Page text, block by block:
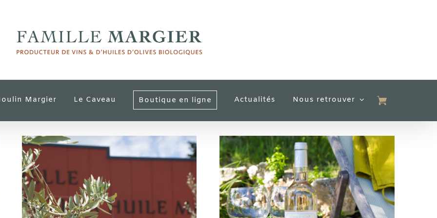
Margier Le Caveau Boutique en ligne Actualités Nous retrouver